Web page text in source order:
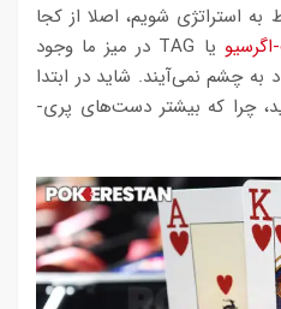
به استراتژی شویم، اصلا از کجا
اگرسیو
یا TAG در میز ما وجود
به چشم نمی‌آیند. شاید در ابتدا
چرا که بیشتر دست‌های پری-